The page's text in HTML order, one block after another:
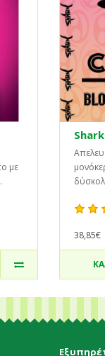
με
38,85€